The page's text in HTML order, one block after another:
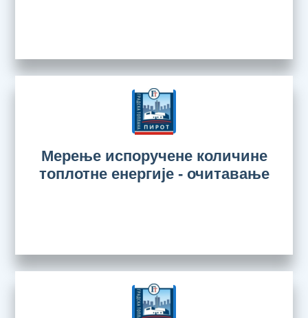
Мерење испоручене количине
топлотне енергије - очитавање